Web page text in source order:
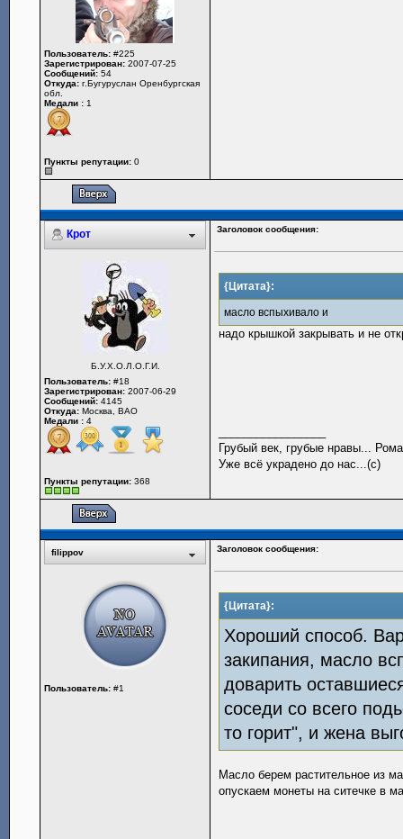
Пользователь: #225
Зарегистрирован: 2007-07-25
Сообщений: 54
Откуда: г.Бугуруслан Оренбургская
обл.
Медали : 1
Пункты репутации: 0
Крот Заголовок сообщения:
Б.У.Х.О.Л.О.Г.И.
Пользователь: #18
Зарегистрирован: 2007-06-29
Сообщений: 4145
Откуда: Москва, ВАО
Медали : 4
Пункты репутации: 368
{Цитата}:
масло вспыхивало и
надо крышкой закрывать и не
Грубый век, грубые нравы...
Уже всё украдено до нас...(с)
filippov Заголовок сообщения:
Пользователь: #1
{Цитата}:
Хороший способ.
закипания, масло
доварить
соседи со всего
то горит", и жена
Масло берем растительное из
опускаем монеты на ситечке в